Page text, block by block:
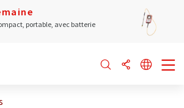
portable, avec batterie